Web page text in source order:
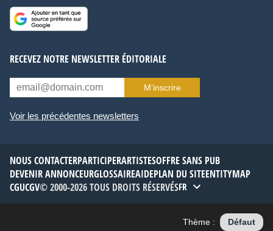
RECEVEZ NOTRE NEWSLETTER ÉDITORIALE
M’inscrire
Voir les précédentes newsletters
NOUS CONTACTERPARTICIPERARTISTESOFFRE SANS PUB
DEVENIR ANNONCEURGLOSSAIREAIDEPLAN DU SITEENTITYMAP
CGUCGV© 2000-2026 TOUS DROITS RÉSERVÉSFR
Thème : Défaut